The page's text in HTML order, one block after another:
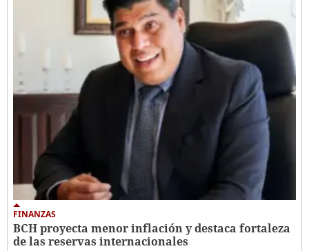
FINANZAS
BCH proyecta menor inflación y destaca fortaleza
de las reservas internacionales